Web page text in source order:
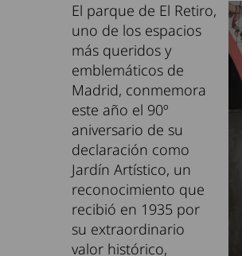
El parque de El Retiro,
uno de los espacios
más queridos y
emblemáticos de
Madrid, conmemora
este año el 90º
aniversario de su
declaración como
Jardín Artístico, un
reconocimiento que
recibió en 1935 por
su extraordinario
valor histórico,